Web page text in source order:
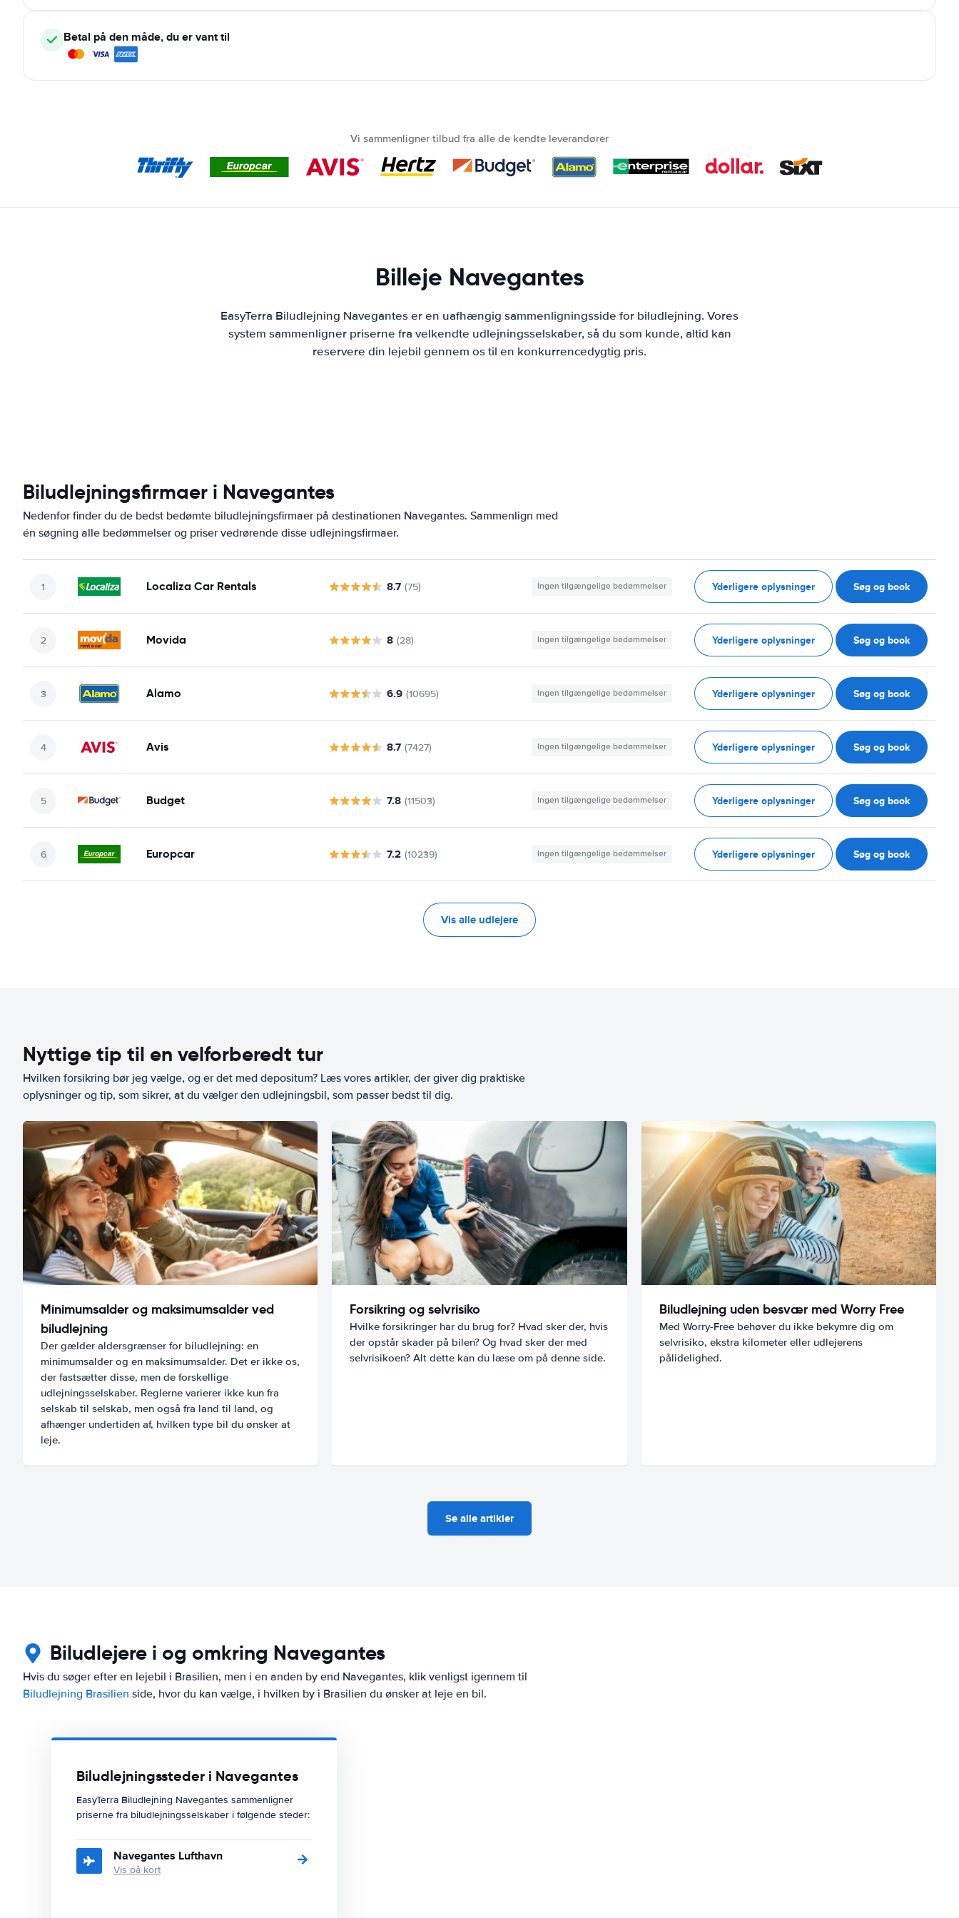
Betal på den måde, du er vant til
Vi sammenligner tilbud fra alle de kendte leverandører
Billeje Navegantes
EasyTerra Biludlejning Navegantes er en uafhængig sammenligningsside for biludlejning. Vores
system sammenligner priserne fra velkendte udlejningsselskaber, så du som kunde, altid kan
reservere din lejebil gennem os til en konkurrencedygtig pris.
Biludlejningsfirmaer i Navegantes
Nedenfor finder du de bedst bedømte biludlejningsfirmaer på destinationen Navegantes. Sammenlign med
én søgning alle bedømmelser og priser vedrørende disse udlejningsfirmaer.
Localiza Car Rentals 8.7 (75) Ingen tilgængelige bedømmelser Yderligere oplysninger Søg og book
Movida 8 (28) Ingen tilgængelige bedømmelser Yderligere oplysninger Søg og book
Alamo 6.9 (10695) Ingen tilgængelige bedømmelser Yderligere oplysninger Søg og book
Avis 8.7 (7427) Ingen tilgængelige bedømmelser Yderligere oplysninger Søg og book
Budget 7.8 (11503) Ingen tilgængelige bedømmelser Yderligere oplysninger Søg og book
Europcar 7.2 (10239) Ingen tilgængelige bedømmelser Yderligere oplysninger Søg og book
Vis alle udlejere
Nyttige tip til en velforberedt tur
Hvilken forsikring bør jeg vælge, og er det med depositum? Læs vores artikler, der giver dig praktiske
oplysninger og tip, som sikrer, at du vælger den udlejningsbil, som passer bedst til dig.
Minimumsalder og maksimumsalder ved
biludlejning
Der gælder aldersgrænser for biludlejning: en
minimumsalder og en maksimumsalder. Det er ikke os,
der fastsætter disse, men de forskellige
udlejningsselskaber. Reglerne varierer ikke kun fra
selskab til selskab, men også fra land til land, og
afhænger undertiden af, hvilken type bil du ønsker at
leje.
Forsikring og selvrisiko
Hvilke forsikringer har du brug for? Hvad sker der, hvis
der opstår skader på bilen? Og hvad sker der med
selvrisikoen? Alt dette kan du læse om på denne side.
Biludlejning uden besvær med Worry Free
Med Worry-Free behøver du ikke bekymre dig om
selvrisiko, ekstra kilometer eller udlejerens
pålidelighed.
Se alle artikler
Biludlejere i og omkring Navegantes
Hvis du søger efter en lejebil i Brasilien, men i en anden by end Navegantes, klik venligst igennem til
Biludlejning Brasilien side, hvor du kan vælge, i hvilken by i Brasilien du ønsker at leje en bil.
Biludlejningssteder i Navegantes
EasyTerra Biludlejning Navegantes sammenligner
priserne fra biludlejningsselskaber i følgende steder:
Navegantes Lufthavn
Vis på kort